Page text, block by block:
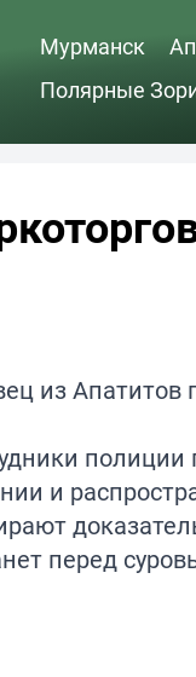
Мурманск
Полярные
и
перед